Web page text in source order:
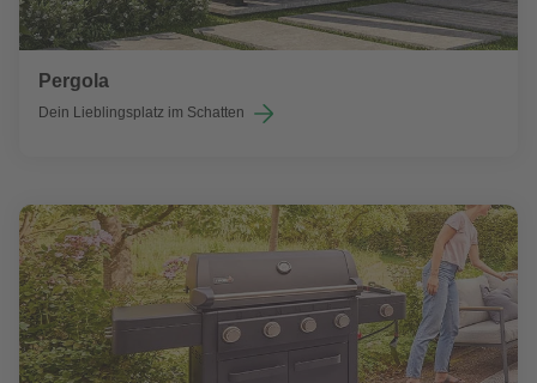
Pergola
Dein Lieblingsplatz im Schatten